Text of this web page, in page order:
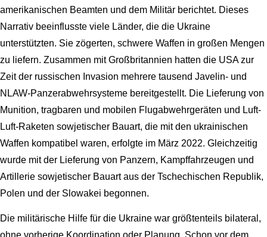
amerikanischen Beamten und dem Militär berichtet. Dieses
Narrativ beeinflusste viele Länder, die die Ukraine
unterstützten. Sie zögerten, schwere Waffen in großen Mengen
zu liefern. Zusammen mit Großbritannien hatten die USA zur
Zeit der russischen Invasion mehrere tausend Javelin- und
NLAW-Panzerabwehrsysteme bereitgestellt. Die Lieferung von
Munition, tragbaren und mobilen Flugabwehrgeräten und Luft-
Luft-Raketen sowjetischer Bauart, die mit den ukrainischen
Waffen kompatibel waren, erfolgte im März 2022. Gleichzeitig
wurde mit der Lieferung von Panzern, Kampffahrzeugen und
Artillerie sowjetischer Bauart aus der Tschechischen Republik,
Polen und der Slowakei begonnen.
Die militärische Hilfe für die Ukraine war größtenteils bilateral,
ohne vorherige Koordination oder Planung. Schon vor dem